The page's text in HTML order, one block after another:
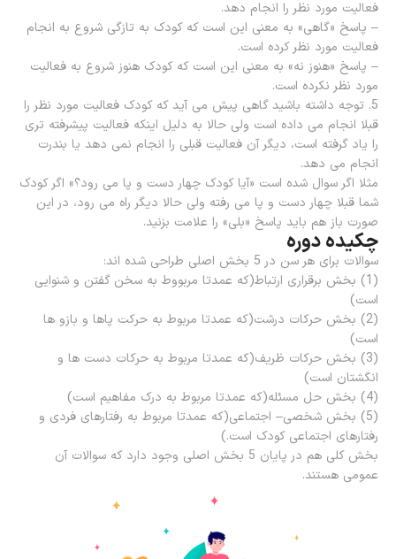
فعالیت مورد نظر را انجام دهد.
– پاسخ «گاهی» به معنی این است که کودک به تازگی شروع به انجام
فعالیت مورد نظر کرده است.
– پاسخ «هنوز نه» به معنی این است که کودک هنوز شروع به فعالیت
مورد نظر نکرده است.
5. توجه داشته باشید گاهی پیش می آید که کودک فعالیت مورد نظر را
قبلا انجام می داده است ولی حالا به دلیل اینکه فعالیت پیشرفته تری
را یاد گرفته است، دیگر آن فعالیت قبلی را انجام نمی دهد یا بندرت
انجام می دهد.
مثلا اگر سوال شده است «آیا کودک چهار دست و پا می رود؟» اگر کودک
شما قبلا چهار دست و پا می رفته ولی حالا دیگر راه می رود، در این
صورت باز هم باید پاسخ «بلی» را علامت بزنید.
چکیده دوره
سوالات برای هر سن در 5 بخش اصلی طراحی شده اند:
(1) بخش برقراری ارتباط(که عمدتا مربووط به سخن گفتن و شنوایی
است)
(2) بخش حرکات درشت(که عمدتا مربوط به حرکت پاها و بازو ها
است)
(3) بخش حرکات ظریف(که عمدتا مربوط به حرکات دست ها و
انگشتان است)
(4) بخش حل مسئله(که عمدتا مربوط به درک مفاهیم است)
(5) بخش شخصی– اجتماعی(که عمدتا مربوط به رفتارهای فردی و
رفتارهای اجتماعی کودک است.)
بخش کلی هم در پایان 5 بخش اصلی وجود دارد که سوالات آن
عمومی هستند.